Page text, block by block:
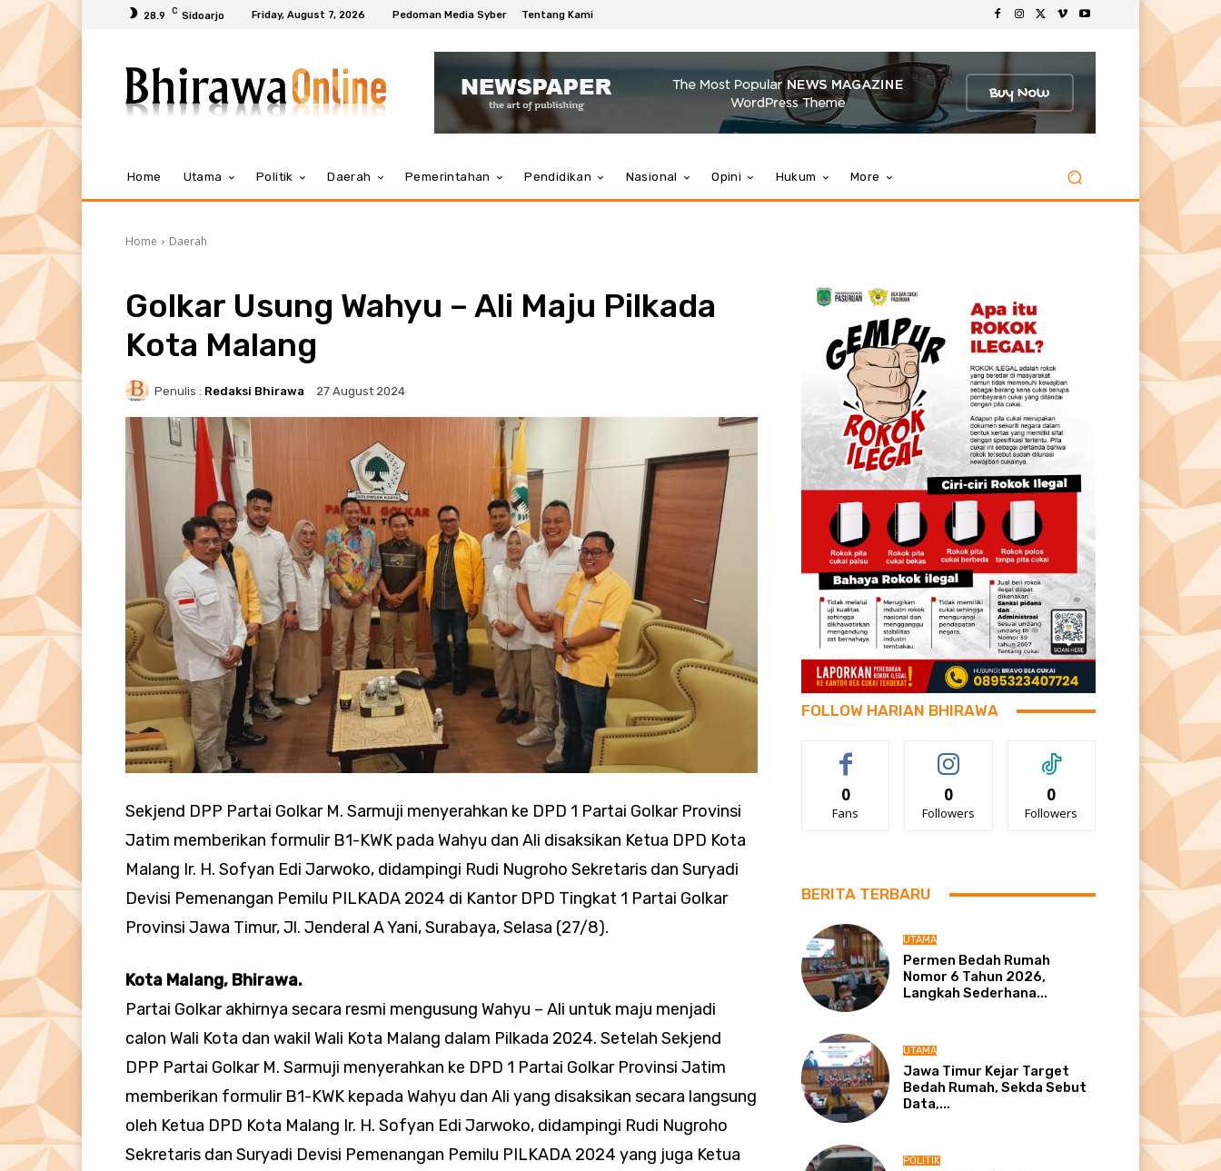
28.9 C Sidoarjo Friday, August 7, 2026 Pedoman Media Syber Tentang Kami
Home Utama Politik Daerah Pemerintahan Pendidikan Nasional Opini Hukum More
Home Daerah
Golkar Usung Wahyu – Ali Maju Pilkada
Kota Malang
Penulis : Redaksi Bhirawa 27 August 2024
Sekjend DPP Partai Golkar M. Sarmuji menyerahkan ke DPD 1 Partai Golkar Provinsi
Jatim memberikan formulir B1-KWK pada Wahyu dan Ali disaksikan Ketua DPD Kota
Malang Ir. H. Sofyan Edi Jarwoko, didampingi Rudi Nugroho Sekretaris dan Suryadi
Devisi Pemenangan Pemilu PILKADA 2024 di Kantor DPD Tingkat 1 Partai Golkar
Provinsi Jawa Timur, Jl. Jenderal A Yani, Surabaya, Selasa (27/8).
Kota Malang, Bhirawa.
Partai Golkar akhirnya secara resmi mengusung Wahyu – Ali untuk maju menjadi
calon Wali Kota dan wakil Wali Kota Malang dalam Pilkada 2024. Setelah Sekjend
DPP Partai Golkar M. Sarmuji menyerahkan ke DPD 1 Partai Golkar Provinsi Jatim
memberikan formulir B1-KWK kepada Wahyu dan Ali yang disaksikan secara langsung
oleh Ketua DPD Kota Malang Ir. H. Sofyan Edi Jarwoko, didampingi Rudi Nugroho
Sekretaris dan Suryadi Devisi Pemenangan Pemilu PILKADA 2024 yang juga Ketua
FOLLOW HARIAN BHIRAWA
0
Fans
0
Followers
0
Followers
BERITA TERBARU
UTAMA
Permen Bedah Rumah
Nomor 6 Tahun 2026,
Langkah Sederhana...
UTAMA
Jawa Timur Kejar Target
Bedah Rumah, Sekda Sebut
Data,...
POLITIK